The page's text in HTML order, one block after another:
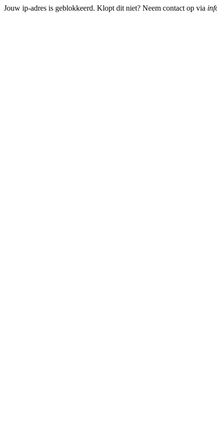
Jouw ip-adres is geblokkeerd. Klopt dit niet? Neem contact op via